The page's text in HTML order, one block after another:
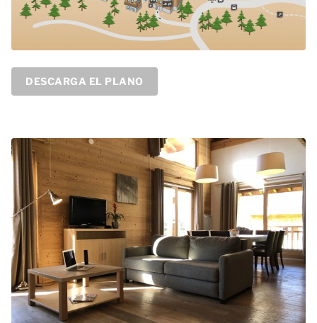
DESCARGA EL PLANO